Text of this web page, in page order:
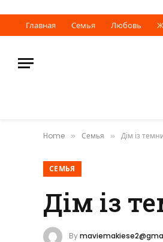
Главная Семья Любовь
Home » Семья » Дім із
СЕМЬЯ
Дім із
By